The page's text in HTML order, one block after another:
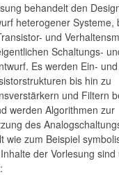
behandelt den
heterogener Systeme,
und
Schaltungs-
Es werden Ein- und
bis hin zu
und Filtern
werden Algorithmen zur
des
wie zum Beispiel
der Vorlesung sind